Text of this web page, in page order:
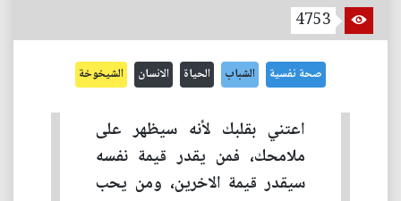
4753
صحة نفسية الشباب الحياة الانسان الشيخوخة
اعتني بقلبك لأنه سيظهر على
ملامحك، فمن يقدر قيمة نفسه
سيقدر قيمة الاخرين، ومن يحب